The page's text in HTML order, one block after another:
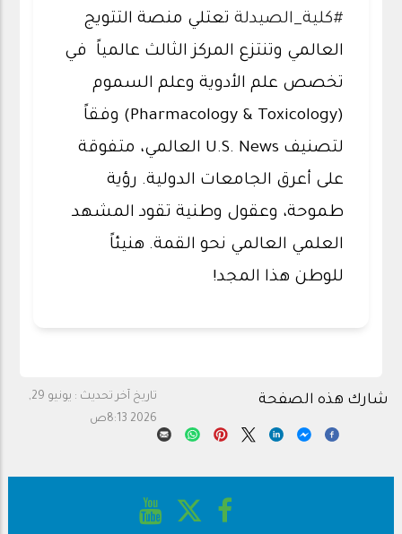
#كلية_الصيدلة تعتلي منصة التتويج
العالمي وتنتزع المركز الثالث عالمياً في
تخصص علم الأدوية وعلم السموم
(Pharmacology & Toxicology) وفقاً
لتصنيف U.S. News العالمي، متفوقة
على أعرق الجامعات الدولية. رؤية
طموحة، وعقول وطنية تقود المشهد
العلمي العالمي نحو القمة. هنيئاً
للوطن هذا المجد!
تاريخ آخر تحديث :
يونيو 29,
2026 8:13ص
شارك هذه الصفحة